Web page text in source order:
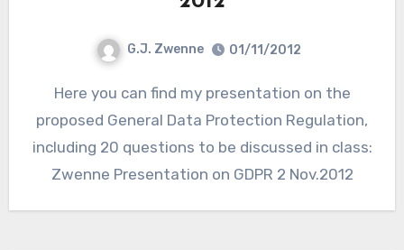
G.J. Zwenne 01/11/2012
Here you can find my presentation on the
proposed General Data Protection Regulation,
including 20 questions to be discussed in class:
Zwenne Presentation on GDPR 2 Nov.2012